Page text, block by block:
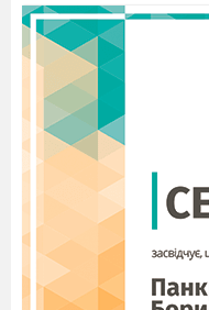
(Інклюзія)